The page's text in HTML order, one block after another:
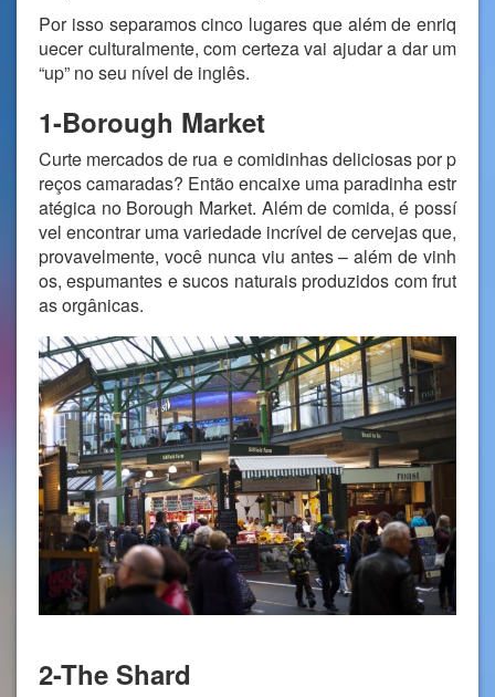
Por isso separamos cinco lugares que além de enriq
uecer culturalmente, com certeza vai ajudar a dar um
“up” no seu nível de inglês.
1-Borough Market
Curte mercados de rua e comidinhas deliciosas por p
reços camaradas? Então encaixe uma paradinha estr
atégica no Borough Market. Além de comida, é possí
vel encontrar uma variedade incrível de cervejas que,
provavelmente, você nunca viu antes – além de vinh
os, espumantes e sucos naturais produzidos com frut
as orgânicas.
2-The Shard